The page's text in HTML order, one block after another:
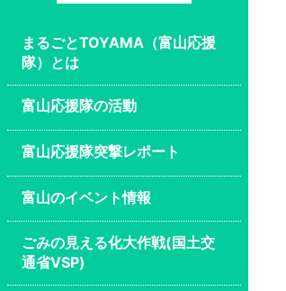
まるごとTOYAMA（富山応援
隊）とは
富山応援隊の活動
富山応援隊突撃レポート
富山のイベント情報
ごみの見える化大作戦(国土交
通省VSP)